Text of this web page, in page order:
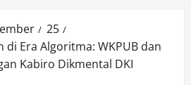
25
di Era Algoritma: WKPUB dan
Kabiro Dikmental DKI